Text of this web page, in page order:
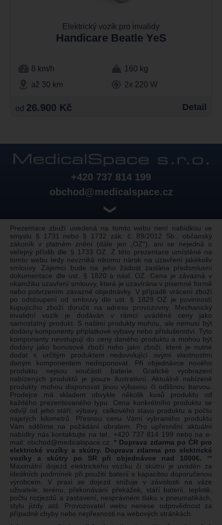
Elektrický vozík pro invalidy
Handicare Beatle YeS
8 km/h
160 kg
až 30 km
2x 220 W
od 26.900 Kč Detail
+420 737 814 199
obchod@medicalspace.cz
❯
Prezentace zboží uvedená na tomto webu není nabídkou ve
smyslu § 1731 nebo § 1732 zák. č. 89/2012 Sb., občanský
zákoník v platném znění (dále jen „OZ“), ani se nejedná o
veřejný příslib dle § 1733 OZ. Z této prezentace umístěné na
tomto webu tedy nevzniká nikomu nárok na uzavření jakékoliv
smlouvy. Zájemci bude na jeho žádost zaslána předsmluvní
dokumentace dle ust. § 1820 a násl. OZ. Cena je závazná v
okamžiku uzavření smlouvy, která je uzavírána v písemné formě
nebo potvrzením závazné objednávky. V případě vrácení zboží
po odstoupení od smlouvy dle ust. § 1829 OZ je povinností
kupujícího zboží doručit na adresu provozovny. Mechanický
invalidní vozík je dodáván v rámci uváděné ceny jako
samostatný produkt. S našimi produkty mohou, ale nemusí být
dodány komponenty příplatkové výbavy nebo příslušenství. Tyto
komponenty nevstupují do ceny daného produktu a mohou být
dodány jako bonusové zboží nebo jako zboží, které je nutné
dodat s určitým produktem nedovolující svými vlastnostmi
daným komponentem nedisponovat. Při objednávce nového
produktu nejsou součástí baterie. Grafické vyobrazení
nabízených produktů je pouze ilustrativní. Aktuálně nabízené
produkty mohou disponovat jinou výbavou či odlišnou barvou.
Prodejce má skladem obvykle několik kusů produktu od
každého prezentovaného typu. Cena konkrétního produktu se
odvíjí od jeho stáří, výbavy, celkového stavu produktu a počtu
najetých kilometrů. Přesnou cenu Vámi vybraného produktu
Vám sdělíme na požádání obratem. Pro upřesnění aktuální
nabídky nás kontaktujte na tel.: +420 737 814 199 nebo na e-
mail: obchod@medicalspace.cz
* Doprava zdarma po ČR pro
elektrické vozíky a skútry. Doprava zdarma pro elektrické
vozíky a skútry po SR při objednávce nad 1000€. **
Maximální dojezd elektrického vozíku či skútru je uváděn za
ideálních podmínek při použití baterií s kapacitou doporučenou
výrobcem. V praxi se dojezd snižuje v závislosti na váze
uživatele, terénu, překonávání překážek, stáří baterií, teplotě,
počtu rozjezdů a zastavení, nesprávném tlaku v pneumatikách,
stylu jízdy atd. Provozovatel webu nenese odpovědnost za
případné chyby nebo nepřesnosti na webových stránkách.